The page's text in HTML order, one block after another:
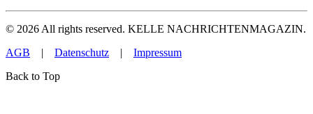
© 2026 All rights reserved. KELLE NACHRICHTENMAGAZIN.
AGB | Datenschutz | Impressum
Back to Top